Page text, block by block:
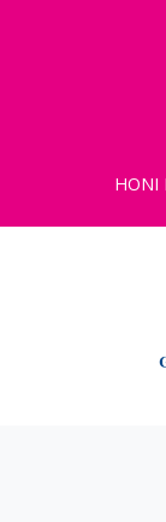
HONI